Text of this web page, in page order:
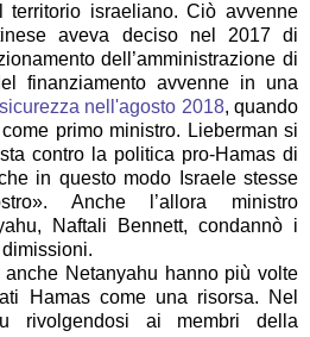
territorio israeliano. Ciò avvenne
aveva deciso nel 2017 di
dell’amministrazione di
finanziamento avvenne in una
nell'agosto 2018, quando
primo ministro. Lieberman si
contro la politica pro-Hamas di
in questo modo Israele stesse
Anche l’allora ministro
Naftali Bennett, condannò i
anche Netanyahu hanno più volte
Hamas come una risorsa. Nel
rivolgendosi ai membri della